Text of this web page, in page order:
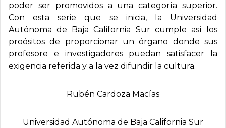
poder ser promovidos a una categoría superior.
Con esta serie que se inicia, la Universidad
Autónoma de Baja California Sur cumple así los
proósitos de proporcionar un órgano donde sus
profesore e investigadores puedan satisfacer la
exigencia referida y a la vez difundir la cultura.
Rubén Cardoza Mací­as
Universidad Autónoma de Baja California Sur